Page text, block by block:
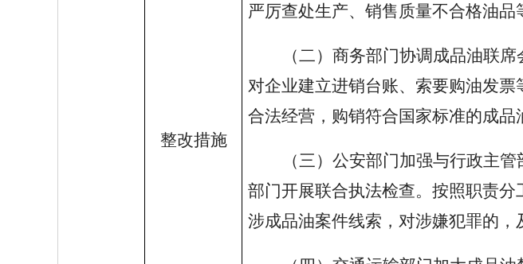
整改措施
严厉查处生产、销售质量不合格油品
（二）商务部门协调成品油联
对企业建立进销台账、索要购油发
合法经营，购销符合国家标准的成品
（三）公安部门加强与行政主
部门开展联合执法检查。按照职责
涉成品油案件线索，对涉嫌犯罪的，